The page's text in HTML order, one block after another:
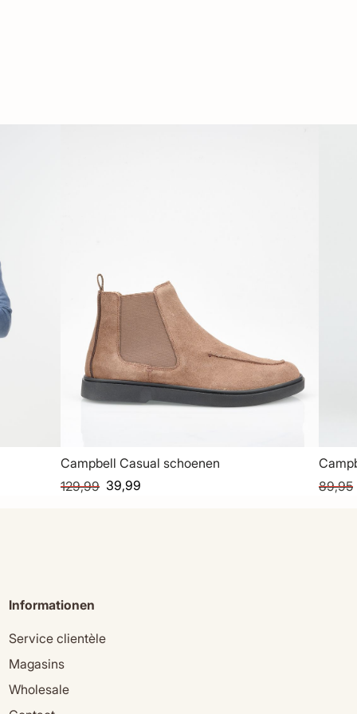
Campbell Casual schoenen
129,99 39,99
89,95
Informationen
Service clientèle
Magasins
Wholesale